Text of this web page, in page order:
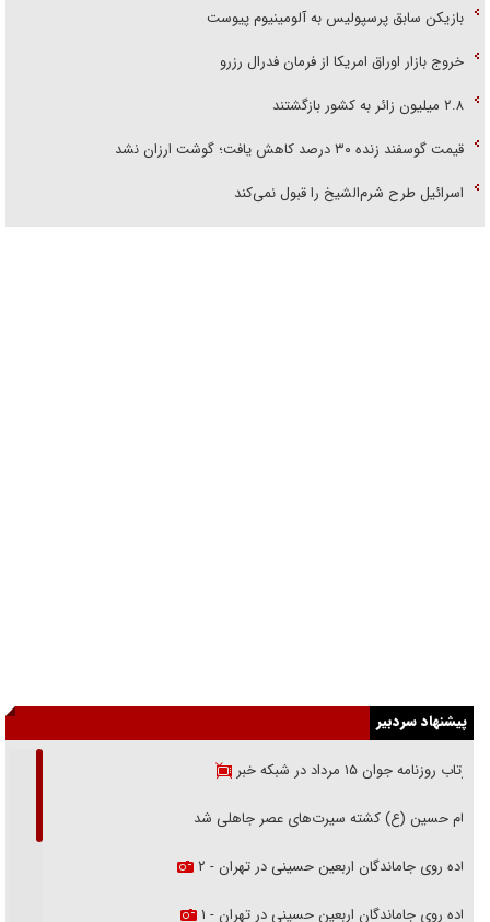
بازیکن سابق پرسپولیس به آلومینیوم پیوست
خروج بازار اوراق امریکا از فرمان فدرال رزرو
۲.۸ میلیون زائر به کشور بازگشتند
قیمت گوسفند زنده ۳۰ درصد کاهش یافت؛ گوشت ارزان نشد
اسرائیل طرح شرم‌الشیخ را قبول نمی‌کند
پیشنهاد سردبیر
بازتاب روزنامه جوان ۱۵ مرداد در شبکه خبر
امام حسین (ع) کشته سیرت‌های عصر جاهلی شد
پیاده روی جاماندگان اربعین حسینی در تهران - ۲
پیاده روی جاماندگان اربعین حسینی در تهران - ۱